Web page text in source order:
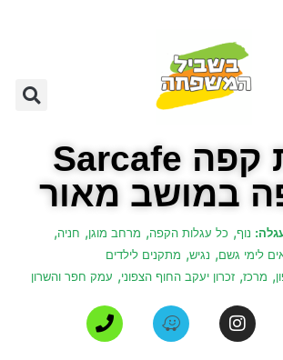
עגלת קפה Sarcafe
במושב מאור
נוף, כל עגלות הקפה, מרחב מוגן, חניה,
לימי גשם, נגיש, מתקנים לילדים
, מרכז, זכרון יעקב החוף הצפוני, עמק חפר והשרון